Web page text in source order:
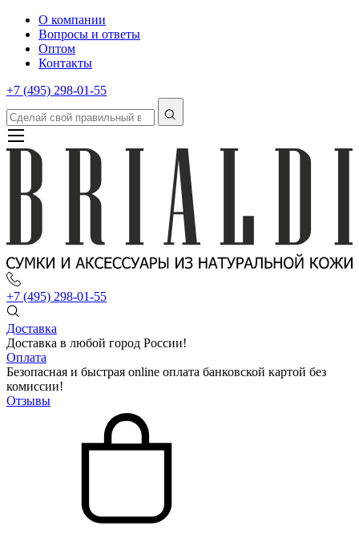
О компании
Вопросы и ответы
Оптом
Контакты
+7 (495) 298-01-55
+7 (495) 298-01-55
Доставка
Доставка в любой город России!
Оплата
Безопасная и быстрая online оплата банковской картой без
комиссии!
Отзывы